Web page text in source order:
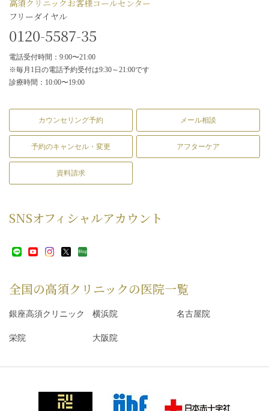
高須クリニックお客様コールセンター
フリーダイヤル
0120-5587-35
電話受付時間：9:00〜21:00
※毎月1日の電話予約受付は9:30～21:00です
診療時間：10:00〜19:00
カウンセリング予約 メール相談
予約のキャンセル・変更 アフターケア
資料請求
SNSオフィシャルアカウント
全国の高須クリニックの医院一覧
銀座高須クリニック 横浜院 名古屋院
栄院 大阪院